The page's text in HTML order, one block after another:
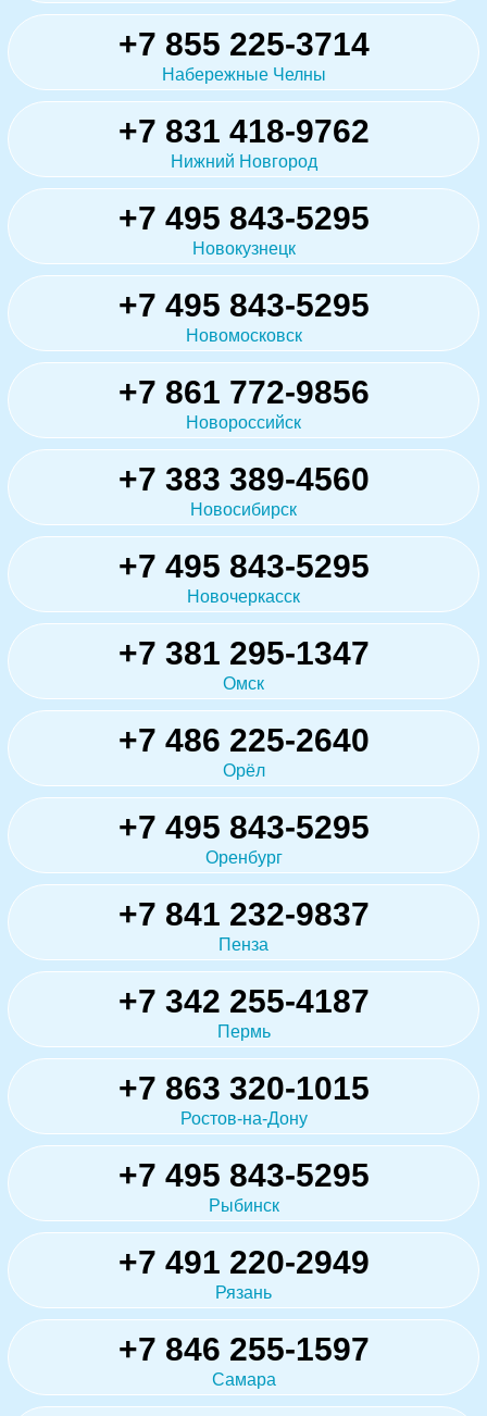
+7 855 225-3714
Набережные Челны
+7 831 418-9762
Нижний Новгород
+7 495 843-5295
Новокузнецк
+7 495 843-5295
Новомосковск
+7 861 772-9856
Новороссийск
+7 383 389-4560
Новосибирск
+7 495 843-5295
Новочеркасск
+7 381 295-1347
Омск
+7 486 225-2640
Орёл
+7 495 843-5295
Оренбург
+7 841 232-9837
Пенза
+7 342 255-4187
Пермь
+7 863 320-1015
Ростов-на-Дону
+7 495 843-5295
Рыбинск
+7 491 220-2949
Рязань
+7 846 255-1597
Самара